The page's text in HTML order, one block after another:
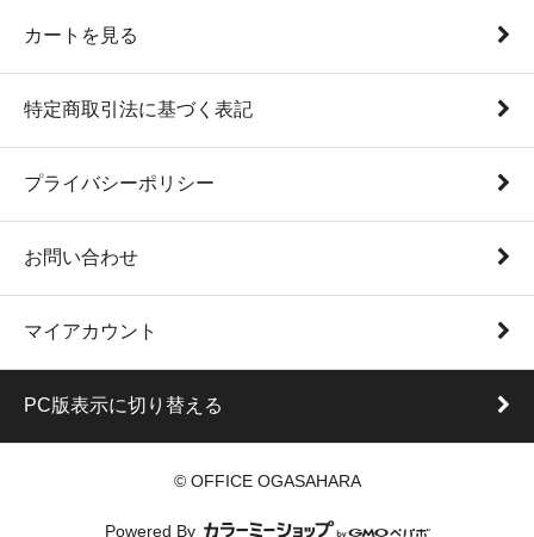
カートを見る
特定商取引法に基づく表記
プライバシーポリシー
お問い合わせ
マイアカウント
PC版表示に切り替える
© OFFICE OGASAHARA
Powered By